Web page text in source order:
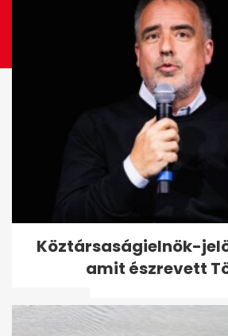
Az amerikai
vizsgálja Fauci
koronavírus...
Köztársaságielnök-
amit észrevett